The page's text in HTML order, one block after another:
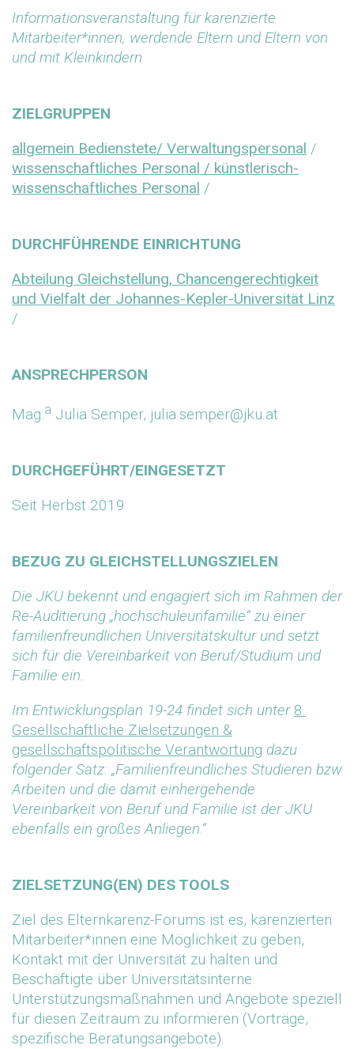
Informationsveranstaltung für karenzierte
Mitarbeiter*innen, werdende Eltern und Eltern von
und mit Kleinkindern
ZIELGRUPPEN
allgemein Bedienstete/ Verwaltungspersonal /
wissenschaftliches Personal / künstlerisch-
wissenschaftliches Personal /
DURCHFÜHRENDE EINRICHTUNG
Abteilung Gleichstellung, Chancengerechtigkeit
und Vielfalt der Johannes-Kepler-Universität Linz
/
ANSPRECHPERSON
Mag.a Julia Semper, julia.semper@jku.at
DURCHGEFÜHRT/EINGESETZT
Seit Herbst 2019
BEZUG ZU GLEICHSTELLUNGSZIELEN
Die JKU bekennt und engagiert sich im Rahmen der
Re-Auditierung „hochschuleunfamilie“ zu einer
familienfreundlichen Universitätskultur und setzt
sich für die Vereinbarkeit von Beruf/Studium und
Familie ein.
Im Entwicklungsplan 19-24 findet sich unter 8.
Gesellschaftliche Zielsetzungen &
gesellschaftspolitische Verantwortung dazu
folgender Satz: „Familienfreundliches Studieren bzw
Arbeiten und die damit einhergehende
Vereinbarkeit von Beruf und Familie ist der JKU
ebenfalls ein großes Anliegen.“
ZIELSETZUNG(EN) DES TOOLS
Ziel des Elternkarenz-Forums ist es, karenzierten
Mitarbeiter*innen eine Möglichkeit zu geben,
Kontakt mit der Universität zu halten und
Beschäftigte über Universitätsinterne
Unterstützungsmaßnahmen und Angebote speziell
für diesen Zeitraum zu informieren (Vorträge,
spezifische Beratungsangebote).